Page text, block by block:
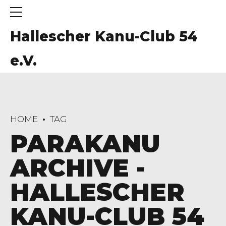
Hallescher Kanu-Club 54
e.V.
HOME TAG
PARAKANU
ARCHIVE -
HALLESCHER
KANU-CLUB 54